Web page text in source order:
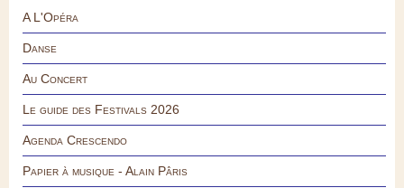
A L'Opéra
Danse
Au Concert
Le guide des Festivals 2026
Agenda Crescendo
Papier à musique - Alain Pâris